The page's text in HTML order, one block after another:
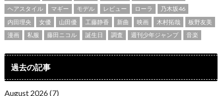
ヘアスタイル
マギー モデル レビュー ローラ
乃木坂46
内田理央
女優 山田優 工藤静香 新曲 映画 木村拓哉
板野友美
漫画
私服 藤田ニコル 誕生日 調査 週刊少年ジャンプ 音楽
過去の記事
August 2026 (7)